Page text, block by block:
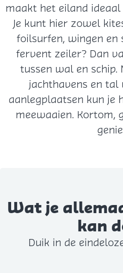
maakt het eiland
Je kunt hier zowel
foilsurfen, wingen en
fervent zeiler? Dan
tussen wal en schip.
jachthavens en tal
aanlegplaatsen kun je
meewaaien. Kortom,
Wat je
kan
Duik in de